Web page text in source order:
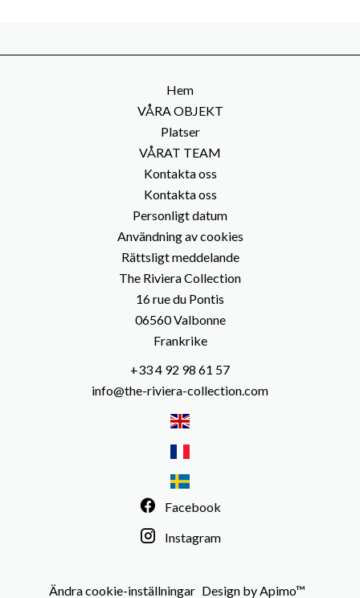
Hem
VÅRA OBJEKT
Platser
VÅRAT TEAM
Kontakta oss
Kontakta oss
Personligt datum
Användning av cookies
Rättsligt meddelande
The Riviera Collection
16 rue du Pontis
06560Valbonne
Frankrike
+33 4 92 98 61 57
info@the-riviera-collection.com
Facebook
Instagram
Ändra cookie-inställningar Design byApimo™